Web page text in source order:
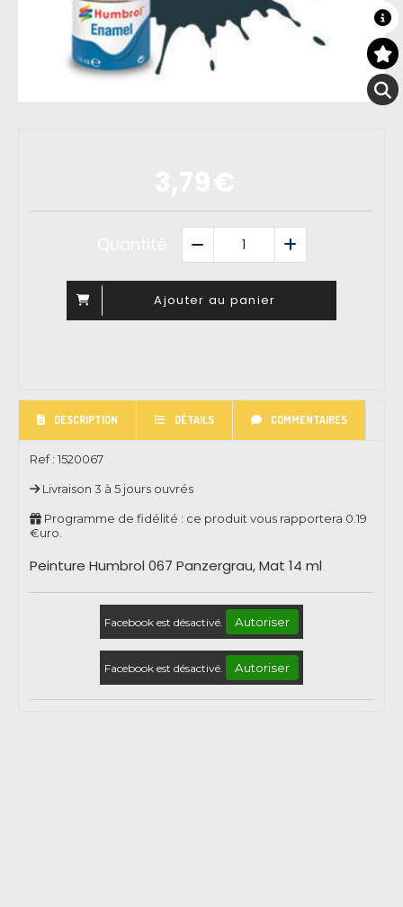
Ajouter au panier
DESCRIPTION DÉTAILS COMMENTAIRES
Ref : 1520067
Livraison 3 à 5 jours ouvrés
Programme de fidélité : ce produit vous rapportera 0.19
€uro.
Peinture Humbrol 067 Panzergrau, Mat 14 ml
Facebook est désactivé. Autoriser
Facebook est désactivé. Autoriser